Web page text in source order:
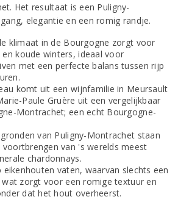
Het resultaat is een Puligny-
elegantie en een romig randje.
klimaat in de Bourgogne zorgt voor
koude winters, ideaal voor
met een perfecte balans tussen rijp
komt uit een wijnfamilie in Meursault
Paule Gruère uit een vergelijkbaar
Montrachet; een echt Bourgogne-
van Puligny-Montrachet staan
van 's werelds meest
chardonnays.
vaten, waarvan slechts een
zorgt voor een romige textuur en
dat het hout overheerst.